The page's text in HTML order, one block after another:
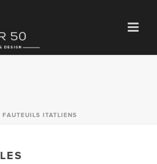
FAUTEUILS ITATLIENS